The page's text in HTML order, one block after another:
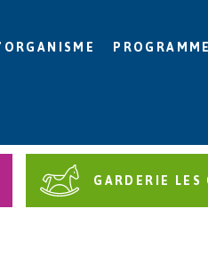
GARDERIE LES